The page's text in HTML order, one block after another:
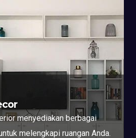
menyediakan berbagai
melengkapi ruangan Anda.